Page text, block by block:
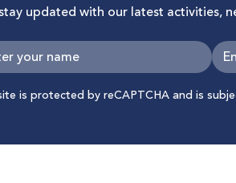
updated with our latest activities,
is protected by reCAPTCHA and is